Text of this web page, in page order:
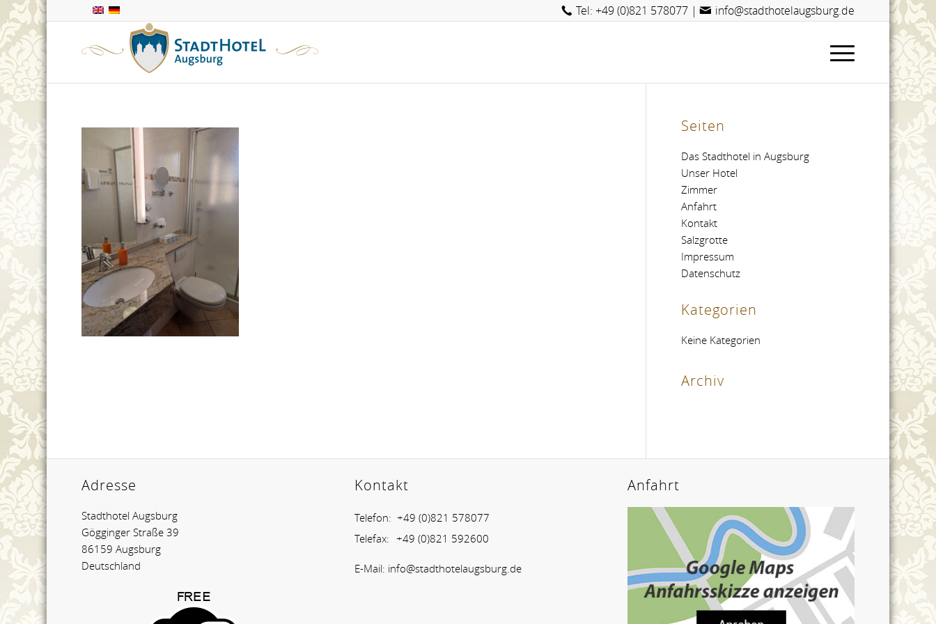
Tel: +49 (0)821 578077 | info@stadthotelaugsburg.de
Seiten
Das Stadthotel in Augsburg
Unser Hotel
Zimmer
Anfahrt
Kontakt
Salzgrotte
Impressum
Datenschutz
Kategorien
Keine Kategorien
Archiv
Adresse
Stadthotel Augsburg
Gögginger Straße 39
86159 Augsburg
Deutschland
Kontakt
Telefon: +49 (0)821 578077
Telefax: +49 (0)821 592600
E-Mail: info@stadthotelaugsburg.de
Anfahrt